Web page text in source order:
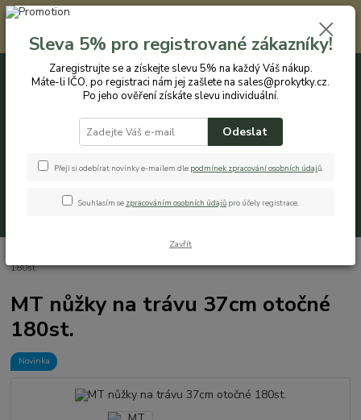
Registrovaným zákazníkům nabízíme slevu 5% na každý nákup. Máte-li
IČO, po registraci nám jej zašlete na sales@prokytky.cz. Po jeho ověření
získáte slevu individuální. Přejít na registraci →
CZK
+420 774 544 973 0ks
180st.
MT nůžky na trávu 37cm otočné
180st.
Novinka
Sleva 5% pro registrované zákazníky!
Zaregistrujte se a získejte slevu 5% na každý Váš nákup.
Máte-li IČO, po registraci nám jej zašlete na sales@prokytky.cz.
Po jeho ověření získáte slevu individuální.
Odeslat
Přeji si odebírat novinky e-mailem dle podmínek zpracování osobních údajů.
Souhlasím se zpracováním osobních údajů pro účely registrace.
Zavřít